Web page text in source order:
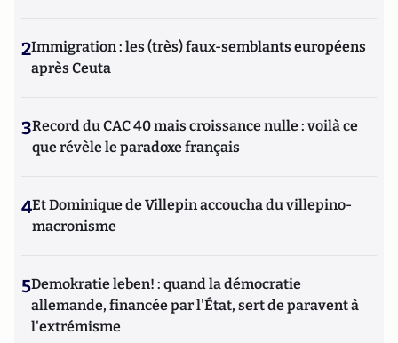
2Immigration : les (très) faux-semblants européens
après Ceuta
3Record du CAC 40 mais croissance nulle : voilà ce
que révèle le paradoxe français
4Et Dominique de Villepin accoucha du villepino-
macronisme
5Demokratie leben! : quand la démocratie
allemande, financée par l'État, sert de paravent à
l'extrémisme